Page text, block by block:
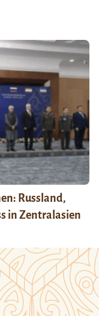
Russland,
in Zentralasien